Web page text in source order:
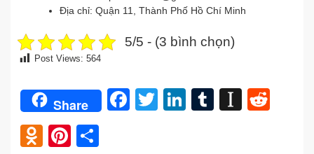
Địa chỉ: Quận 11, Thành Phố Hồ Chí Minh
5/5 - (3 bình chọn)
Post Views: 564
Share Facebook
TwitterLinkedIn
Tumblr
Odnoklassniki
Pinterest